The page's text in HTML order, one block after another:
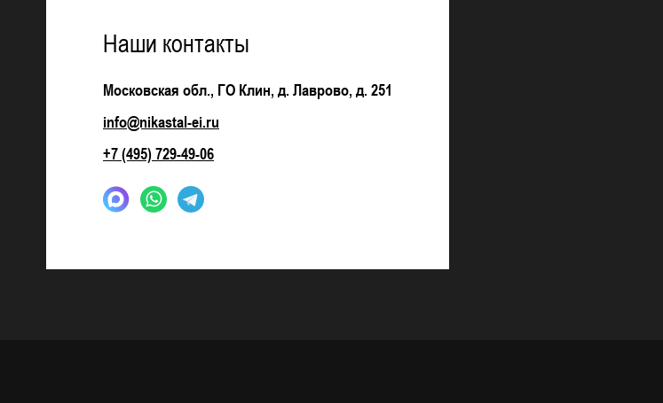
Наши контакты
Московская обл., ГО Клин, д. Лаврово, д. 251
info@nikastal-ei.ru
+7 (495) 729-49-06